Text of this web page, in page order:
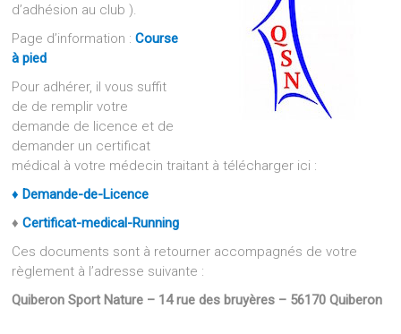
d’adhésion au club ).
Page d’information :Course
à pied
Pour adhérer, il vous suffit
de de remplir votre
demande de licence et de
demander un certificat
médical à votre médecin traitant à télécharger ici :
♦ Demande-de-Licence
♦Certificat-medical-Running
Ces documents sont à retourner accompagnés de votre
règlement à l’adresse suivante :
Quiberon Sport Nature – 14 rue des bruyères – 56170 Quiberon